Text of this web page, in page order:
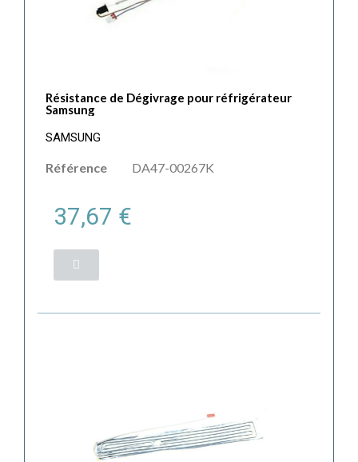
Résistance de Dégivrage pour réfrigérateur
Samsung
SAMSUNG
Référence DA47-00267K
37,67 €